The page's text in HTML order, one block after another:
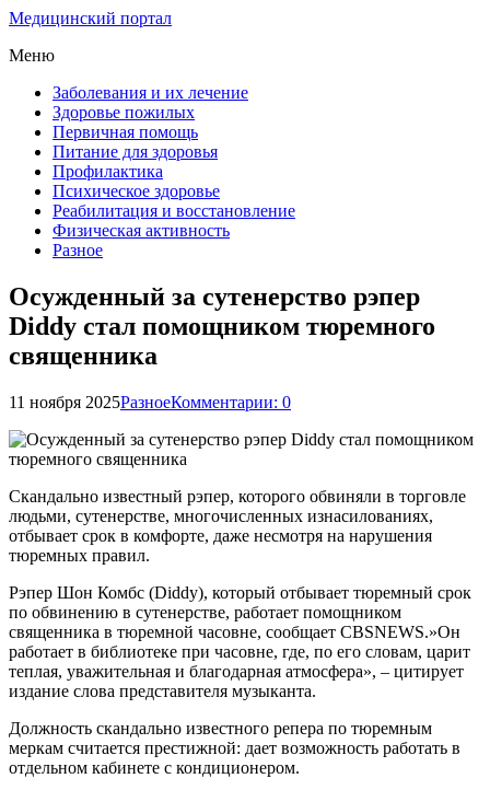
Медицинский портал
Меню
Заболевания и их лечение
Здоровье пожилых
Первичная помощь
Питание для здоровья
Профилактика
Психическое здоровье
Реабилитация и восстановление
Физическая активность
Разное
Осужденный за сутенерство рэпер
Diddy стал помощником тюремного
священника
11 ноября 2025РазноеКомментарии: 0
Скандально известный рэпер, которого обвиняли в торговле
людьми, сутенерстве, многочисленных изнасилованиях,
отбывает срок в комфорте, даже несмотря на нарушения
тюремных правил.
Рэпер Шон Комбс (Diddy), который отбывает тюремный срок
по обвинению в сутенерстве, работает помощником
священника в тюремной часовне, сообщает CBSNEWS.»Он
работает в библиотеке при часовне, где, по его словам, царит
теплая, уважительная и благодарная атмосфера», – цитирует
издание слова представителя музыканта.
Должность скандально известного репера по тюремным
меркам считается престижной: дает возможность работать в
отдельном кабинете с кондиционером.